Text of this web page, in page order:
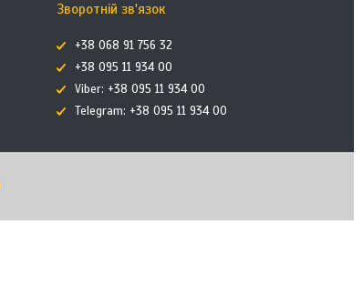
Зворотній зв'язок
+38 068 91 756 32
+38 095 11 934 00
Viber: +38 095 11 934 00
Telegram: +38 095 11 934 00